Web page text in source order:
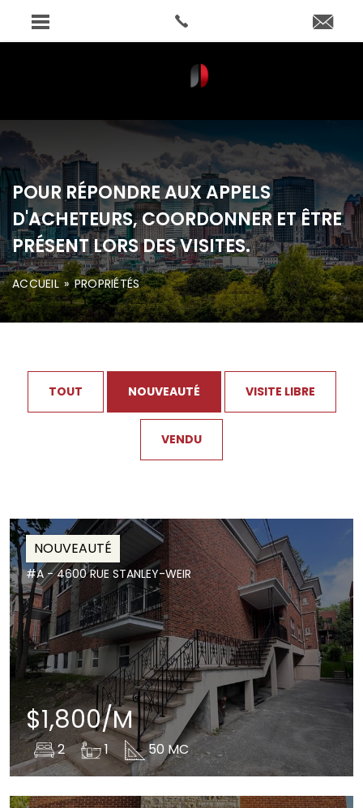
POUR RÉPONDRE AUX APPELS
D'ACHETEURS, COORDONNER ET ÊTRE
PRÉSENT LORS DES VISITES.
ACCUEIL » PROPRIÉTÉS
TOUT NOUVEAUTÉ VISITE LIBRE
VENDU
NOUVEAUTÉ
#A - 4600 RUE STANLEY-WEIR
$1,800/M
2 1 50 MC